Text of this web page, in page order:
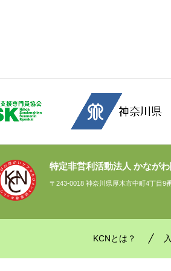
特定非営利活動法人 かなが
〒243-0018 神奈川県厚木市中町4丁目9
KCNとは？